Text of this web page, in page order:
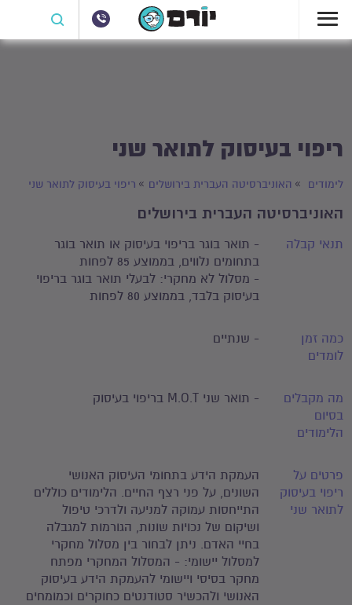
ריפוי בעיסוק לתואר שני
לימודים האוניברסיטה העברית בירושלים ריפוי בעיסוק לתואר שני
האוניברסיטה העברית בירושלים
תנאי קבלה
- תואר בוגר בריפוי בעיסוק או תואר בוגר
בתחומים נלווים, בממוצע 85 לפחות
- מסלול לא מחקרי: לבעלי תואר בוגר בריפוי
בעיסוק בלבד, בממוצע 80 לפחות
כמה זמן
לומדים
- שנתיים
מה מקבלים
בסיום
הלימודים
- תואר שני M.O.T בריפוי בעיסוק
פרטים על
ריפוי בעיסוק
לתואר שני
העמקת הידע בתחומי העיסוק האנושי
השונים, על פני רצף החיים. הלימודים כוללים
התייחסות עמוקה למניעה ולדרכי טיפול
ושיקום של נכויות שונות, הגורמות למגבלה
בחיי האדם. ניתן לבחור בין מסלול מחקרי
למסלול יישומי: - המסלול המחקרי מפתח
מחקר בסיסי ויישומי להעמקת הידע בעיסוק
האנושי ולהכשיר סטודנטים כחוקרים וכמומחים